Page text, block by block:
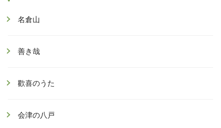
名倉山
善き哉
歡喜のうた
会津の八戸